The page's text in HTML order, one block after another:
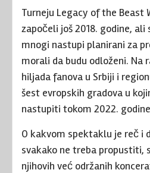
Turneju Legacy of the Beast
započeli još 2018. godine, ali
mnogi nastupi planirani za
morali da budu odloženi. Na
hiljada fanova u Srbiji i
šest evropskih gradova u
nastupiti tokom 2022.
O kakvom spektaklu je reč i
svakako ne treba propustiti,
njihovih već održanih